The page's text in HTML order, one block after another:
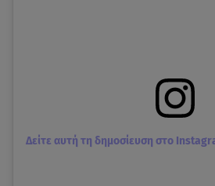
Δείτε αυτή τη δημοσίευση στο